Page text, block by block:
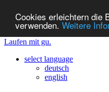
Cookies erleichtern die
verwenden. Weitere
Laufen mit gu.
select language
deutsch
english